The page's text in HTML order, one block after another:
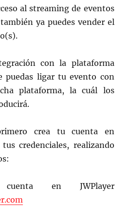
al streaming de eventos
ya puedes vender el
con la plataforma
puedas ligar tu evento con
plataforma, la cuál los
crea tu cuenta en
tus credenciales, realizando
en JWPlayer